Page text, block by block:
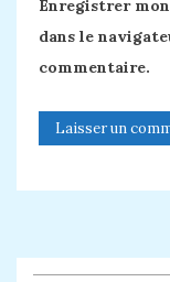
Enregistrer
dans le
commentaire.